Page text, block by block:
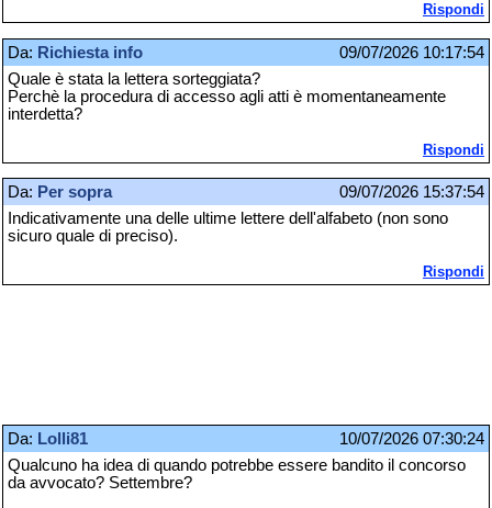
Rispondi
Da: Richiesta info
09/07/2026 10:17:54
Quale è stata la lettera sorteggiata?
Perchè la procedura di accesso agli atti è momentaneamente
interdetta?
Rispondi
Da: Per sopra
09/07/2026 15:37:54
Indicativamente una delle ultime lettere dell'alfabeto (non sono
sicuro quale di preciso).
Rispondi
Da: Lolli81
10/07/2026 07:30:24
Qualcuno ha idea di quando potrebbe essere bandito il concorso
da avvocato? Settembre?